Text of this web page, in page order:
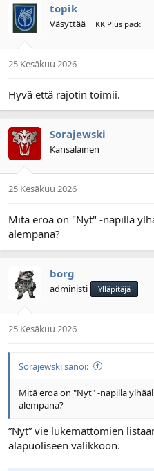
topik
Väsyttää KK Plus pack
25 Kesäkuu 2026
Hyvä että rajotin toimii.
Sorajewski
Kansalainen
25 Kesäkuu 2026
Mitä eroa on "Nyt" -napilla
alempana?
borg
administi Ylläpitäjä
25 Kesäkuu 2026
Sorajewski sanoi:
Mitä eroa on "Nyt" -napilla
alempana?
”Nyt” vie lukemattomien
alapuoliseen valikkoon.